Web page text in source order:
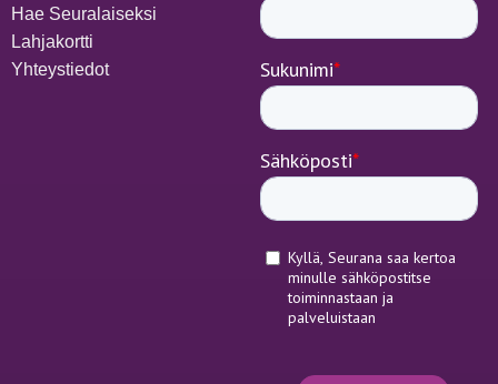
Hae Seuralaiseksi
Lahjakortti
Yhteystiedot